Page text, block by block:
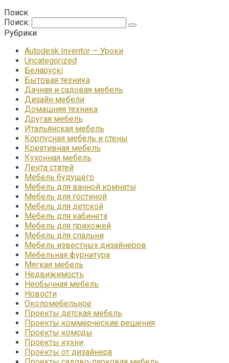
Поиск
Поиск:
Рубрики
Autodesk Inventor — Уроки
Uncategorized
Беларускі
Бытовая техника
Дачная и садовая мебель
Дизайн мебели
Домашняя техника
Другая мебель
Итальянская мебель
Корпусная мебель и стены
Креативная мебель
Кухонная мебель
Лента статей
Мебель будущего
Мебель для ванной комнаты
Мебель для гостиной
Мебель для детской
Мебель для кабинета
Мебель для прихожей
Мебель для спальни
Мебель известных дизайнеров
Мебельная фурнитура
Мягкая мебель
Недвижимость
Необычная мебель
Новости
Околомебельное
Проекты детская мебель
Проекты коммерческие решения
Проекты комоды
Проекты кухни
Проекты от дизайнера